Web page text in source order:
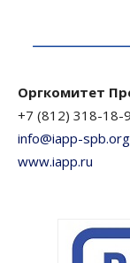
Оргкомитет
+7 (812) 318-18-
info@iapp-spb.org
www.iapp.ru